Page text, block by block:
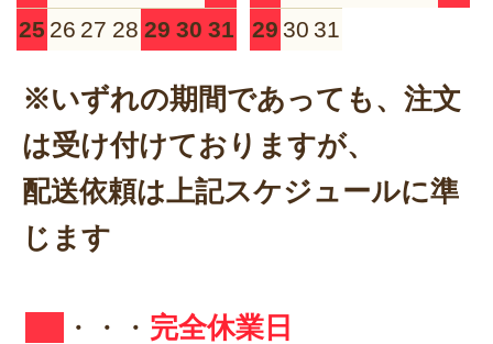
25 26 27 28 29 30 31
29 30 31
※いずれの期間であっても、注文
は受け付けておりますが、
配送依頼は上記スケジュールに準
じます
・・・ 完全休業日